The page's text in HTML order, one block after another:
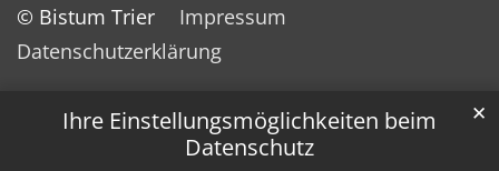
Ihre Einstellungsmöglichkeiten beim
Datenschutz
✕
© Bistum Trier
Impressum
Datenschutzerklärung